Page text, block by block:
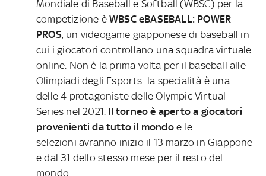
Mondiale di Baseball e Softball (WBSC) per la
competizione è WBSC eBASEBALL: POWER
PROS, un videogame giapponese di baseball in
cui i giocatori controllano una squadra virtuale
online. Non è la prima volta per il baseball alle
Olimpiadi degli Esports: la specialità è una
delle 4 protagoniste delle Olympic Virtual
Series nel 2021. Il torneo è aperto a giocatori
provenienti da tutto il mondoe le
selezioni avranno inizio il 13 marzo in Giappone
e dal 31 dello stesso mese per il resto del
mondo.